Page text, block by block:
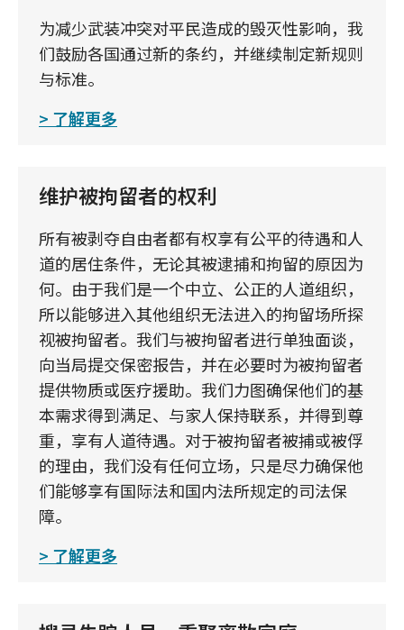
为减少武装冲突对平民造成的毁灭性影响，我
们鼓励各国通过新的条约，并继续制定新规则
与标准。
了解更多
维护被拘留者的权利
所有被剥夺自由者都有权享有公平的待遇和人
道的居住条件，无论其被逮捕和拘留的原因为
何。由于我们是一个中立、公正的人道组织，
所以能够进入其他组织无法进入的拘留场所探
视被拘留者。我们与被拘留者进行单独面谈，
向当局提交保密报告，并在必要时为被拘留者
提供物质或医疗援助。我们力图确保他们的基
本需求得到满足、与家人保持联系，并得到尊
重，享有人道待遇。对于被拘留者被捕或被俘
的理由，我们没有任何立场，只是尽力确保他
们能够享有国际法和国内法所规定的司法保
障。
了解更多